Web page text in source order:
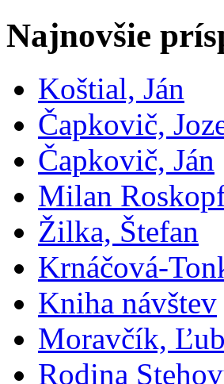
Najnovšie
Koštial, Ján
Čapkovič,
Čapkovič, Ján
Milan
Žilka, Štefan
Krnáčová-
Kniha návštev
Moravčík,
Rodina